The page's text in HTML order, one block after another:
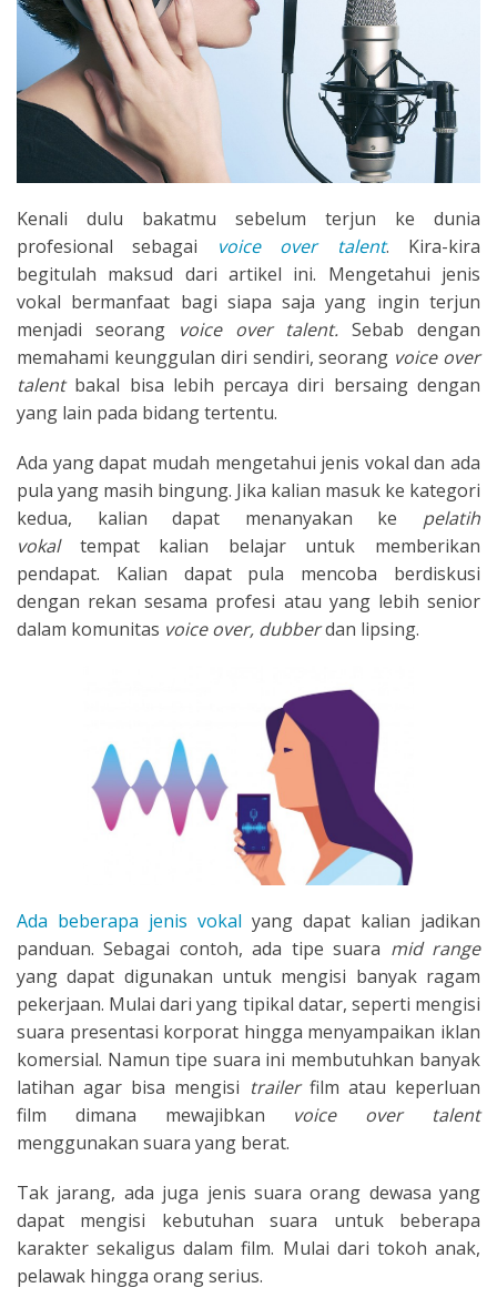
Kenali dulu bakatmu sebelum terjun ke dunia
profesional sebagai voice over talent. Kira-kira
begitulah maksud dari artikel ini. Mengetahui jenis
vokal bermanfaat bagi siapa saja yang ingin terjun
menjadi seorang
voice over talent.Sebab dengan
memahami keunggulan diri sendiri, seorang voice over
talent bakal bisa lebih percaya diri bersaing dengan
yang lain pada bidang tertentu.
Ada yang dapat mudah mengetahui jenis vokal dan ada
pula yang masih bingung. Jika kalian masuk ke kategori
kedua, kalian dapat menanyakan ke pelatih
vokal tempat kalian belajar untuk memberikan
pendapat. Kalian dapat pula mencoba berdiskusi
dengan rekan sesama profesi atau yang lebih senior
dalam komunitas voice over, dubberdan lipsing.
Ada beberapa jenis vokal yang dapat kalian jadikan
panduan. Sebagai contoh, ada tipe suara mid range
yang dapat digunakan untuk mengisi banyak ragam
pekerjaan. Mulai dari yang tipikal datar, seperti mengisi
suara presentasi korporat hingga menyampaikan iklan
komersial. Namun tipe suara ini membutuhkan banyak
latihan agar bisa mengisi trailer film atau keperluan
film dimana mewajibkan voice over talent
menggunakan suara yang berat.
Tak jarang, ada juga jenis suara orang dewasa yang
dapat mengisi kebutuhan suara untuk beberapa
karakter sekaligus dalam film. Mulai dari tokoh anak,
pelawak hingga orang serius.